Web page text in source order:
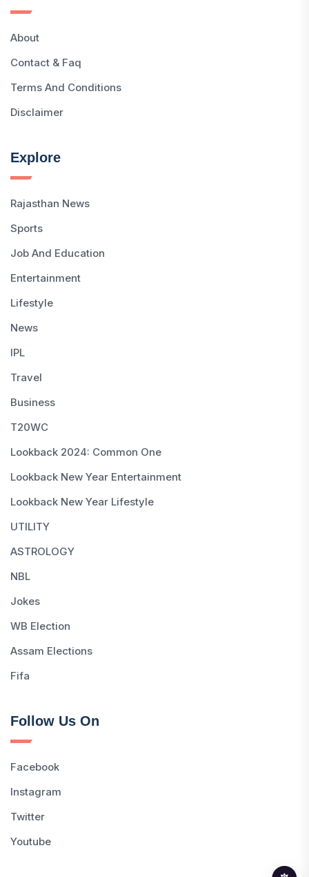
About
Contact & Faq
Terms And Conditions
Disclaimer
Explore
Rajasthan News
Sports
Job And Education
Entertainment
Lifestyle
News
IPL
Travel
Business
T20WC
Lookback 2024: Common One
Lookback New Year Entertainment
Lookback New Year Lifestyle
UTILITY
ASTROLOGY
NBL
Jokes
WB Election
Assam Elections
Fifa
Follow Us On
Facebook
Instagram
Twitter
Youtube